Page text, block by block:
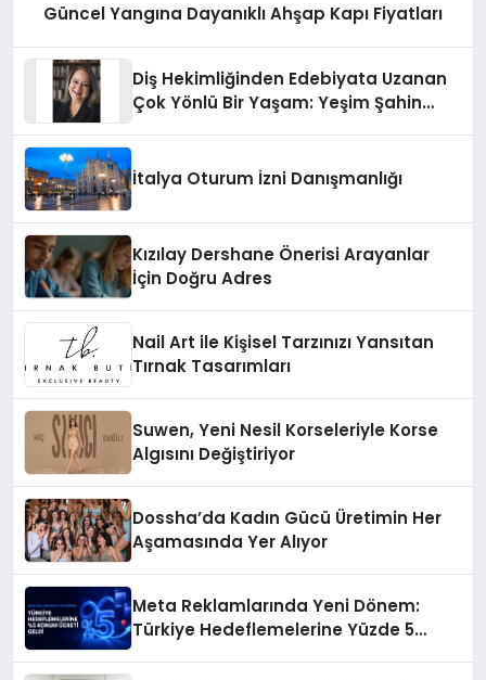
Güncel Yangına Dayanıklı Ahşap Kapı Fiyatları
Diş Hekimliğinden Edebiyata Uzanan
Çok Yönlü Bir Yaşam: Yeşim Şahin
İtalya Oturum İzni Danışmanlığı
Kızılay Dershane Önerisi Arayanlar
İçin Doğru Adres
Nail Art ile Kişisel Tarzınızı Yansıtan
Tırnak Tasarımları
Suwen, Yeni Nesil Korseleriyle Korse
Algısını Değiştiriyor
Dossha’da Kadın Gücü Üretimin Her
Aşamasında Yer Alıyor
Meta Reklamlarında Yeni Dönem:
Türkiye Hedeflemelerine Yüzde 5